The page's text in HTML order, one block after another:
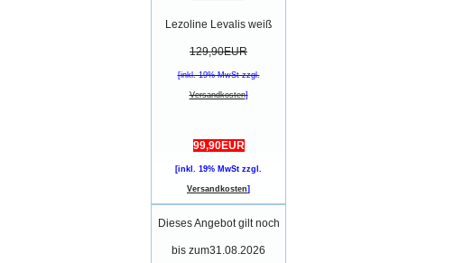
Lezoline Levalis weiß
129,90EUR
[inkl. 19% MwSt zzgl.
Versandkosten]
99,90EUR
[inkl. 19% MwSt zzgl.
Versandkosten]
Dieses Angebot gilt noch
bis zum31.08.2026